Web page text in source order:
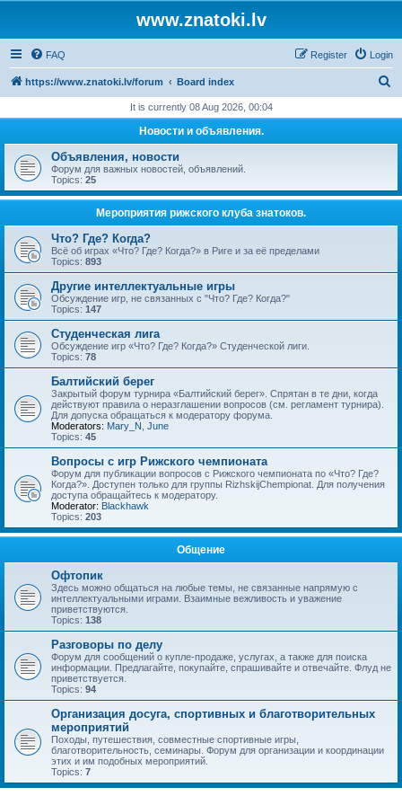
www.znatoki.lv
FAQ Login
Register
https://www.znatoki.lv/forum Board index
r
h
It is currently 08 Aug 2026, 00:04
Новости и объявления.
Объявления, новости
Форум для важных новостей, объявлений.
Topics: 25
Мероприятия рижского клуба знатоков.
Что? Где? Когда?
Всё об играх «Что? Где? Когда?» в Риге и за её пределами
Topics: 893
Другие интеллектуальные игры
Обсуждение игр, не связанных с "Что? Где? Когда?"
Topics: 147
Студенческая лига
Обсуждение игр «Что? Где? Когда?» Студенческой лиги.
Topics: 78
Балтийский берег
Закрытый форум турнира «Балтийский берег». Спрятан в те дни, когда
действуют правила о неразглашении вопросов (см. регламент турнира).
Для допуска обращаться к модератору форума.
Moderators: Mary_N June
Topics: 45
Вопросы с игр Рижского чемпионата
Форум для публикации вопросов с Рижского чемпионата по «Что? Где?
Когда?». Доступен только для группы RizhskijChempionat. Для получения
доступа обращайтесь к модератору.
Moderator: Blackhawk
Topics: 203
Общение
Офтопик
Здесь можно общаться на любые темы, не связанные напрямую с
интеллектуальными играми. Взаимные вежливость и уважение
приветствуются.
Topics: 138
Разговоры по делу
Форум для сообщений о купле-продаже, услугах, а также для поиска
информации. Предлагайте, покупайте, спрашивайте и отвечайте. Флуд не
приветствуется.
Topics: 94
Организация досуга, спортивных и благотворительных
мероприятий
Походы, путешествия, совместные спортивные игры,
благотворительность, семинары. Форум для организации и координации
этих и им подобных мероприятий.
Topics: 7